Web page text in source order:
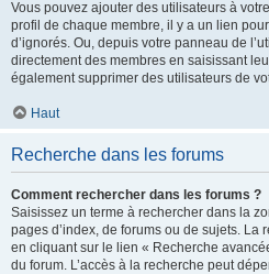
Vous pouvez ajouter des utilisateurs à
profil de chaque membre, il y a un lien
d’ignorés. Ou, depuis votre panneau de
directement des membres en saisissant
également supprimer des utilisateurs de
Haut
Recherche dans les forums
Comment rechercher dans les forums ?
Saisissez un terme à rechercher dans la
pages d’index, de forums ou de sujets. La
en cliquant sur le lien « Recherche
du forum. L’accès à la recherche peut